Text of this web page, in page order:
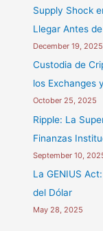
Supply Shock
Llegar Antes
December 19, 2025
Custodia de
los Exchanges
October 25, 2025
Ripple: La
Finanzas
September 10,
La GENIUS
del Dólar
May 28, 2025